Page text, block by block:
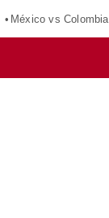
México vs Colombia